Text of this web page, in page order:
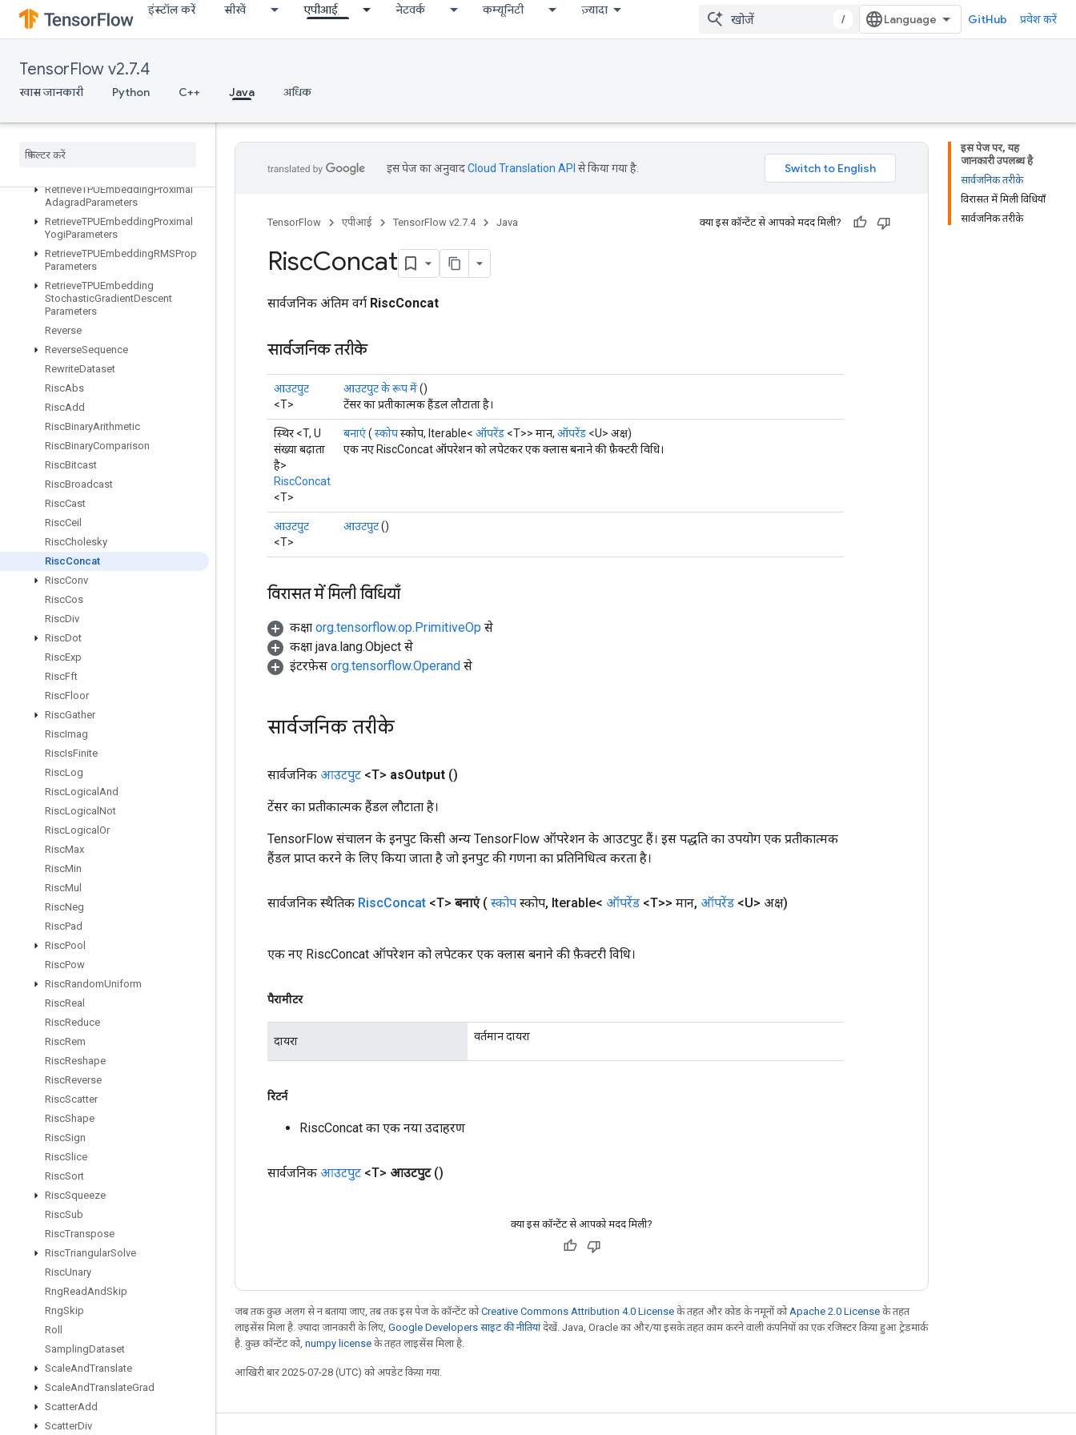
इंस्टॉल करें सीखें एपीआई नेटवर्क कम्यूनिटी ज़्यादा
/ GitHub प्रवेश करें
TensorFlow v2.7.4
खास जानकारी Python C++ Java अधिक
RetrieveTPUEmbeddingAdadeltaParameters
RetrieveTPUEmbeddingAdagradMomentumParameters
RetrieveTPUEmbeddingCenteredRMSPropParameters
RetrieveTPUEmbeddingFTRLParameters
RetrieveTPUEmbedding
Retrieve
RetrieveTPUEmbeddingProximal
AdagradParameters
RetrieveTPUEmbeddingProximal
YogiParameters
RetrieveTPUEmbeddingRMSProp
Parameters
RetrieveTPUEmbedding
StochasticGradientDescent
Parameters
Reverse
ReverseSequence
RewriteDataset
RiscAbs
RiscAdd
RiscBinaryArithmetic
RiscBinaryComparison
RiscBitcast
RiscBroadcast
RiscCast
RiscCeil
RiscCholesky
RiscConcat
RiscConv
RiscCos
RiscDiv
RiscDot
RiscExp
RiscFft
RiscFloor
RiscGather
RiscImag
RiscIsFinite
RiscLog
RiscLogical And
RiscLogical Not
RiscLogical Or
RiscMax
RiscMin
RiscMul
RiscNeg
RiscPad
RiscPool
RiscPow
RiscRandomUniform
RiscReal
RiscReduce
RiscRem
RiscReshape
RiscReverse
RiscScatter
RiscShape
RiscSign
RiscSlice
RiscSort
RiscSqueeze
RiscSub
RiscTranspose
RiscTriangularSolve
RiscUnary
RngReadAndSkip
RngSkip
Roll
SamplingDataset
ScaleAndTranslate
ScaleAndTranslateGrad
ScatterAdd
ScatterDiv
इस पेज पर, यह
जानकारी उपलब्ध है
सार्वजनिक तरीके
विरासत में मिली विधियाँ
सार्वजनिक तरीके
इस पेज का अनुवादCloud Translation API से किया गया है.
TensorFlow एपीआई TensorFlow v2.7.4 Java क्या इस कॉन्टेंट से आपको मदद मिली?
RiscConcat
सार्वजनिक अंतिम वर्ग RiscConcat
सार्वजनिक तरीके
आउटपुट
<T>
आउटपुट के रूप में()
टेंसर का प्रतीकात्मक हैंडल लौटाता है।
स्थिर <T, U
संख्या बढ़ाता
है>
RiscConcat
<T>
बनाएं( स्कोपस्कोप, Iterable< ऑपरेंड <T>> मान, ऑपरेंड <U> अक्ष)
एक नए RiscConcat ऑपरेशन को लपेटकर एक क्लास बनाने की फ़ैक्टरी विधि।
आउटपुट
<T>
आउटपुट()
विरासत में मिली विधियाँ
कक्षा org.tensorflow.op.PrimitiveOp से
कक्षा java.lang.Object से
इंटरफ़ेस org.tensorflow.Operand से
सार्वजनिक तरीके
सार्वजनिक आउटपुट <T> asOutput ()
टेंसर का प्रतीकात्मक हैंडल लौटाता है।
TensorFlow संचालन के इनपुट किसी अन्य TensorFlow ऑपरेशन के आउटपुट हैं। इस पद्धति का उपयोग एक प्रतीकात्मक
हैंडल प्राप्त करने के लिए किया जाता है जो इनपुट की गणना का प्रतिनिधित्व करता है।
सार्वजनिक स्थैतिक RiscConcat <T> बनाएं ( स्कोप स्कोप, Iterable< ऑपरेंड <T>> मान, ऑपरेंड <U> अक्ष)
एक नए RiscConcat ऑपरेशन को लपेटकर एक क्लास बनाने की फ़ैक्टरी विधि।
पैरामीटर
दायरा वर्तमान दायरा
रिटर्न
RiscConcat का एक नया उदाहरण
सार्वजनिक आउटपुट <T> आउटपुट ()
क्या इस कॉन्टेंट से आपको मदद मिली?
जब तक कुछ अलग से न बताया जाए, तब तक इस पेज के कॉन्टेंट कोCreative Commons Attribution 4.0 License के तहत और कोड के नमूनों को Apache 2.0 License के तहत
लाइसेंस मिला है. ज़्यादा जानकारी के लिए, Google Developers साइट की नीतियांदेखें. Java, Oracle का और/या इसके तहत काम करने वाली कंपनियों का एक रजिस्टर किया हुआ ट्रेडमार्क
है. कुछ कॉन्टेंट को, numpy license के तहत लाइसेंस मिला है.
आखिरी बार 2025-07-28 (UTC) को अपडेट किया गया.